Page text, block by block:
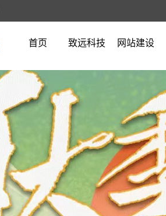
首页 致远科技
公司简介
营业执照
网站建设